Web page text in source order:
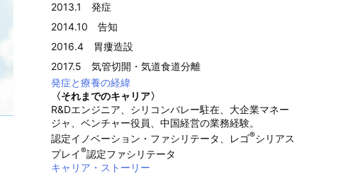
2013.1 発症
2014.10 告知
2016.4 胃瘻造設
2017.5 気管切開・気道食道分離
発症と療養の経緯
〈それまでのキャリア〉
R&Dエンジニア、シリコンバレー駐在、大企業マネー
ジャ、ベンチャー役員、中国経営の業務経験。
認定イノベーション・ファシリテータ、レゴ®シリアス
プレイ®認定ファシリテータ
キャリア・ストーリー